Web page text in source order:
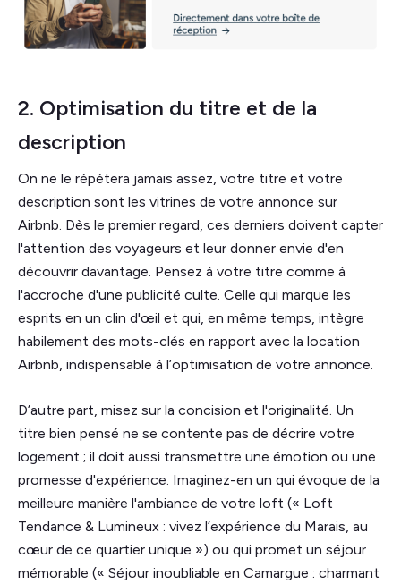
2. Optimisation du titre et de la
description
On ne le répétera jamais assez, votre titre et votre
description sont les vitrines de votre annonce sur
Airbnb. Dès le premier regard, ces derniers doivent capter
l'attention des voyageurs et leur donner envie d'en
découvrir davantage. Pensez à votre titre comme à
l'accroche d'une publicité culte. Celle qui marque les
esprits en un clin d'œil et qui, en même temps, intègre
habilement des mots-clés en rapport avec la location
Airbnb, indispensable à l’optimisation de votre annonce.
D’autre part, misez sur la concision et l'originalité. Un
titre bien pensé ne se contente pas de décrire votre
logement ; il doit aussi transmettre une émotion ou une
promesse d'expérience. Imaginez-en un qui évoque de la
meilleure manière l'ambiance de votre loft (« Loft
Tendance & Lumineux : vivez l’expérience du Marais, au
cœur de ce quartier unique ») ou qui promet un séjour
mémorable (« Séjour inoubliable en Camargue : charmant